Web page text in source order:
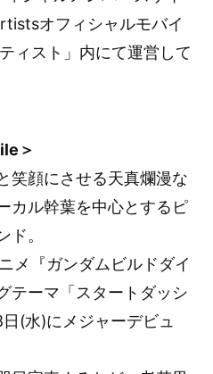
オフィシャルモバイ
ィスト」内にて運営して
＞
笑顔にさせる天真爛漫な
カル幹葉を中心とするピ
ド。
メ『ガンダムビルドダイ
テーマ「スタートダッシ
(水)にメジャーデビュ